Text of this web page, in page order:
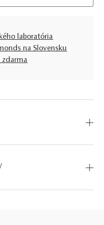
laboratória
na Slovensku
zdarma
- solitér. Kód: